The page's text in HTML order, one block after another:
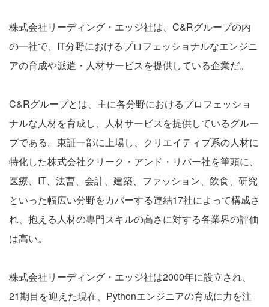
株式会社リーディング・エッジ社は、C&Rグループの内
の一社で、IT分野におけるプロフェッショナルなエンジニ
アの育成や派遣・人材サービスを提供している企業だ。
C&Rグループとは、主に各分野におけるプロフェッショ
ナルな人材を育成し、人材サービスを提供しているグルー
プである。東証一部に上場し、クリエイティブ系の人材に
特化した株式会社クリーク・アンド・リバー社を筆頭に、
医療、IT、法曹、会計、建築、ファッション、飲食、研究
といった幅広い分野をカバーする連結17社によって構成さ
れ、抱える人材の専門スキルの高さに対する各業界の評価
は高い。
株式会社リーディング・エッジ社は2000年に設立され、
21期目を迎えた現在、Pythonエンジニアの育成に力を注